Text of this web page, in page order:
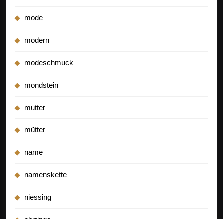
mode
modern
modeschmuck
mondstein
mutter
mütter
name
namenskette
niessing